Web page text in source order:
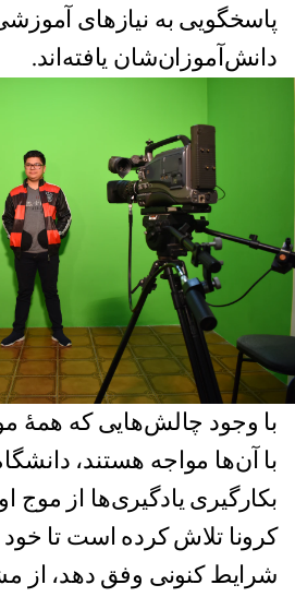
پاسخگویی به نیازهای
دانش‌آموزان‌شان یافته‌اند.
با وجود چالش‌هایی که
با آن‌ها مواجه هستند،
بکارگیری یادگیری‌ها از موج
کرونا تلاش کرده است تا
شرایط کنونی وفق دهد، از